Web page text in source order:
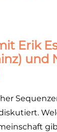
Erik
und